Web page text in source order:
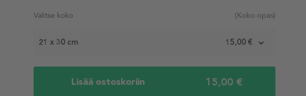
Valitse koko (Koko-opas)
21 x 30 cm 15,00 €
Lisää ostoskoriin 15,00 €